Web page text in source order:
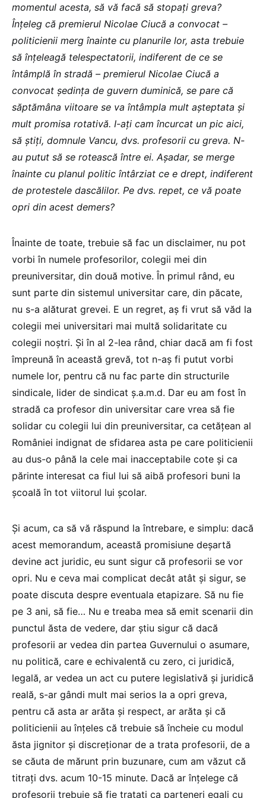
momentul acesta, să vă facă să stopați greva?
Înțeleg că premierul Nicolae Ciucă a convocat –
politicienii merg înainte cu planurile lor, asta trebuie
să înțeleagă telespectatorii, indiferent de ce se
întâmplă în stradă – premierul Nicolae Ciucă a
convocat ședința de guvern duminică, se pare că
săptămâna viitoare se va întâmpla mult așteptata și
mult promisa rotativă. I-ați cam încurcat un pic aici,
să știți, domnule Vancu, dvs. profesorii cu greva. N-
au putut să se rotească între ei. Așadar, se merge
înainte cu planul politic întârziat ce e drept, indiferent
de protestele dascălilor. Pe dvs. repet, ce vă poate
opri din acest demers?
Înainte de toate, trebuie să fac un disclaimer, nu pot
vorbi în numele profesorilor, colegii mei din
preuniversitar, din două motive. În primul rând, eu
sunt parte din sistemul universitar care, din păcate,
nu s-a alăturat grevei. E un regret, aș fi vrut să văd la
colegii mei universitari mai multă solidaritate cu
colegii noștri. Și în al 2-lea rând, chiar dacă am fi fost
împreună în această grevă, tot n-aș fi putut vorbi
numele lor, pentru că nu fac parte din structurile
sindicale, lider de sindicat ș.a.m.d. Dar eu am fost în
stradă ca profesor din universitar care vrea să fie
solidar cu colegii lui din preuniversitar, ca cetățean al
României indignat de sfidarea asta pe care politicienii
au dus-o până la cele mai inacceptabile cote și ca
părinte interesat ca fiul lui să aibă profesori buni la
școală în tot viitorul lui școlar.
Și acum, ca să vă răspund la întrebare, e simplu: dacă
acest memorandum, această promisiune deșartă
devine act juridic, eu sunt sigur că profesorii se vor
opri. Nu e ceva mai complicat decât atât și sigur, se
poate discuta despre eventuala etapizare. Să nu fie
pe 3 ani, să fie… Nu e treaba mea să emit scenarii din
punctul ăsta de vedere, dar știu sigur că dacă
profesorii ar vedea din partea Guvernului o asumare,
nu politică, care e echivalentă cu zero, ci juridică,
legală, ar vedea un act cu putere legislativă și juridică
reală, s-ar gândi mult mai serios la a opri greva,
pentru că asta ar arăta și respect, ar arăta și că
politicienii au înțeles că trebuie să încheie cu modul
ăsta jignitor și discreționar de a trata profesorii, de a
se căuta de mărunt prin buzunare, cum am văzut că
titrați dvs. acum 10-15 minute. Dacă ar înțelege că
profesorii trebuie să fie tratați ca parteneri egali cu